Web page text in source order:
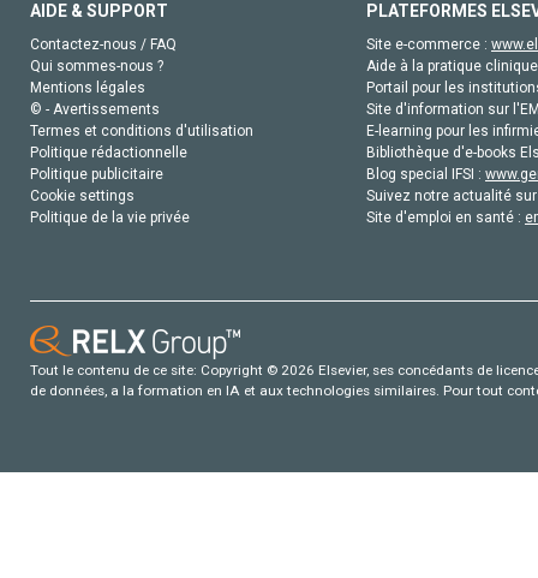
AIDE & SUPPORT
Contactez-nous / FAQ
Qui sommes-nous ?
Mentions légales
© - Avertissements
Termes et conditions d'utilisation
Politique rédactionnelle
Politique publicitaire
Cookie settings
Politique de la vie privée
PLATEFORMES
Site e-commerce :
Aide à la pratique
Portail pour les
Site d'information sur
E-learning pour les
Bibliothèque d'e-books
Blog special IFSI :
Suivez notre actualité
Site d'emploi en santé :
Tout le contenu de ce site: Copyright © 2026 Elsevier, ses concédants de
de données, a la formation en IA et aux technologies similaires. Pour tout